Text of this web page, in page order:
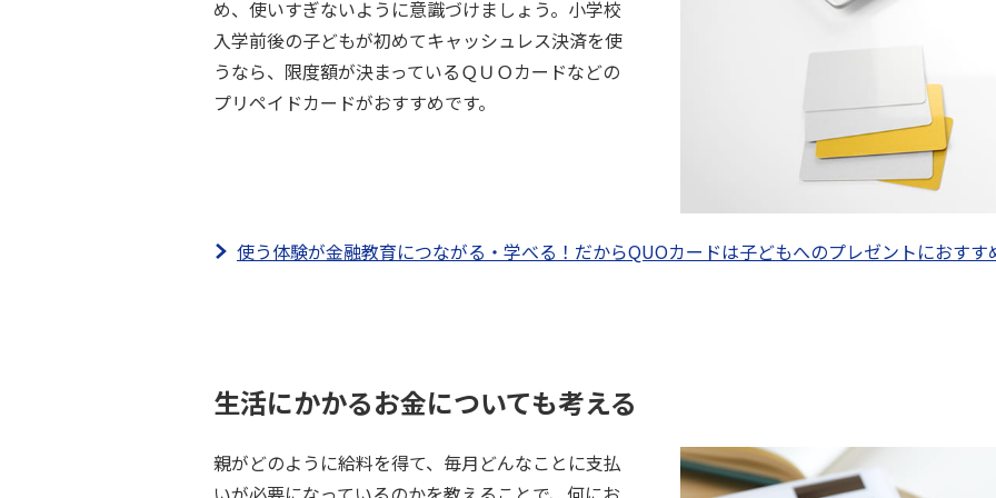
め、使いすぎないように意識づけましょう。小学校
入学前後の子どもが初めてキャッシュレス決済を使
うなら、限度額が決まっているＱＵＯカードなどの
プリペイドカードがおすすめです。
使う体験が金融教育につながる・学べる！だからQUOカードは子どもへのプレゼントにおす
生活にかかるお金についても考える
親がどのように給料を得て、毎月どんなことに支払